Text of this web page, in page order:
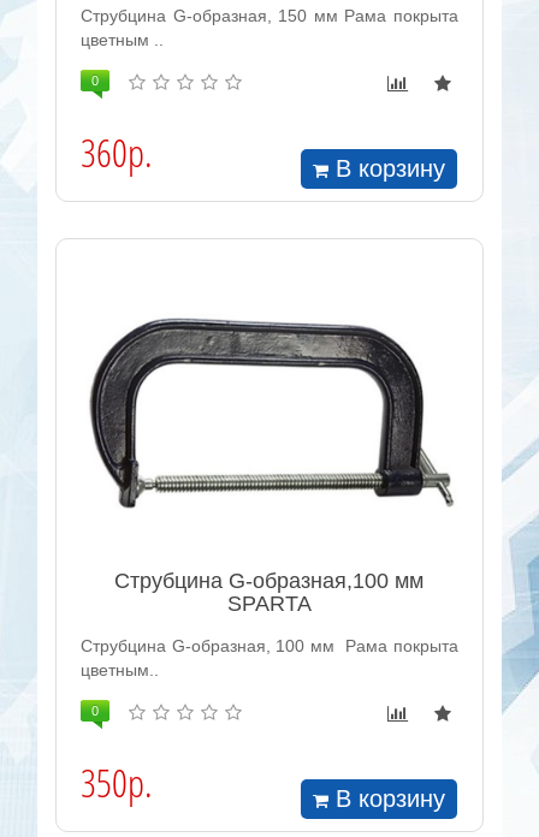
Струбцина G-образная, 150 мм Рама покрыта
цветным ..
0
360р. В корзину
Струбцина G-образная,100 мм
SPARTA
Струбцина G-образная, 100 мм Рама покрыта
цветным..
0
350р. В корзину